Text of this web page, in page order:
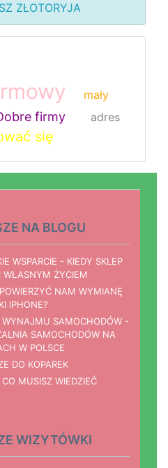
ZŁOTORYJA
mały
firmy
adres
się
NA BLOGU
WSPARCIE - KIEDY SKLEP
WŁASNYM ŻYCIEM
NAM WYMIANĘ
IPHONE?
WYNAJMU SAMOCHODÓW -
SAMOCHODÓW NA
W POLSCE
DO KOPAREK
MUSISZ WIEDZIEĆ
WIZYTÓWKI